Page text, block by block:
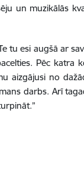
un muzikālās
tu esi augšā ar
Pēc katra
aizgājusi no
darbs. Arī